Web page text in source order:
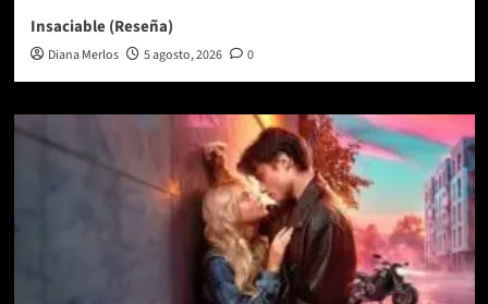
Insaciable (Reseña)
Diana Merlos 5 agosto, 2026 0